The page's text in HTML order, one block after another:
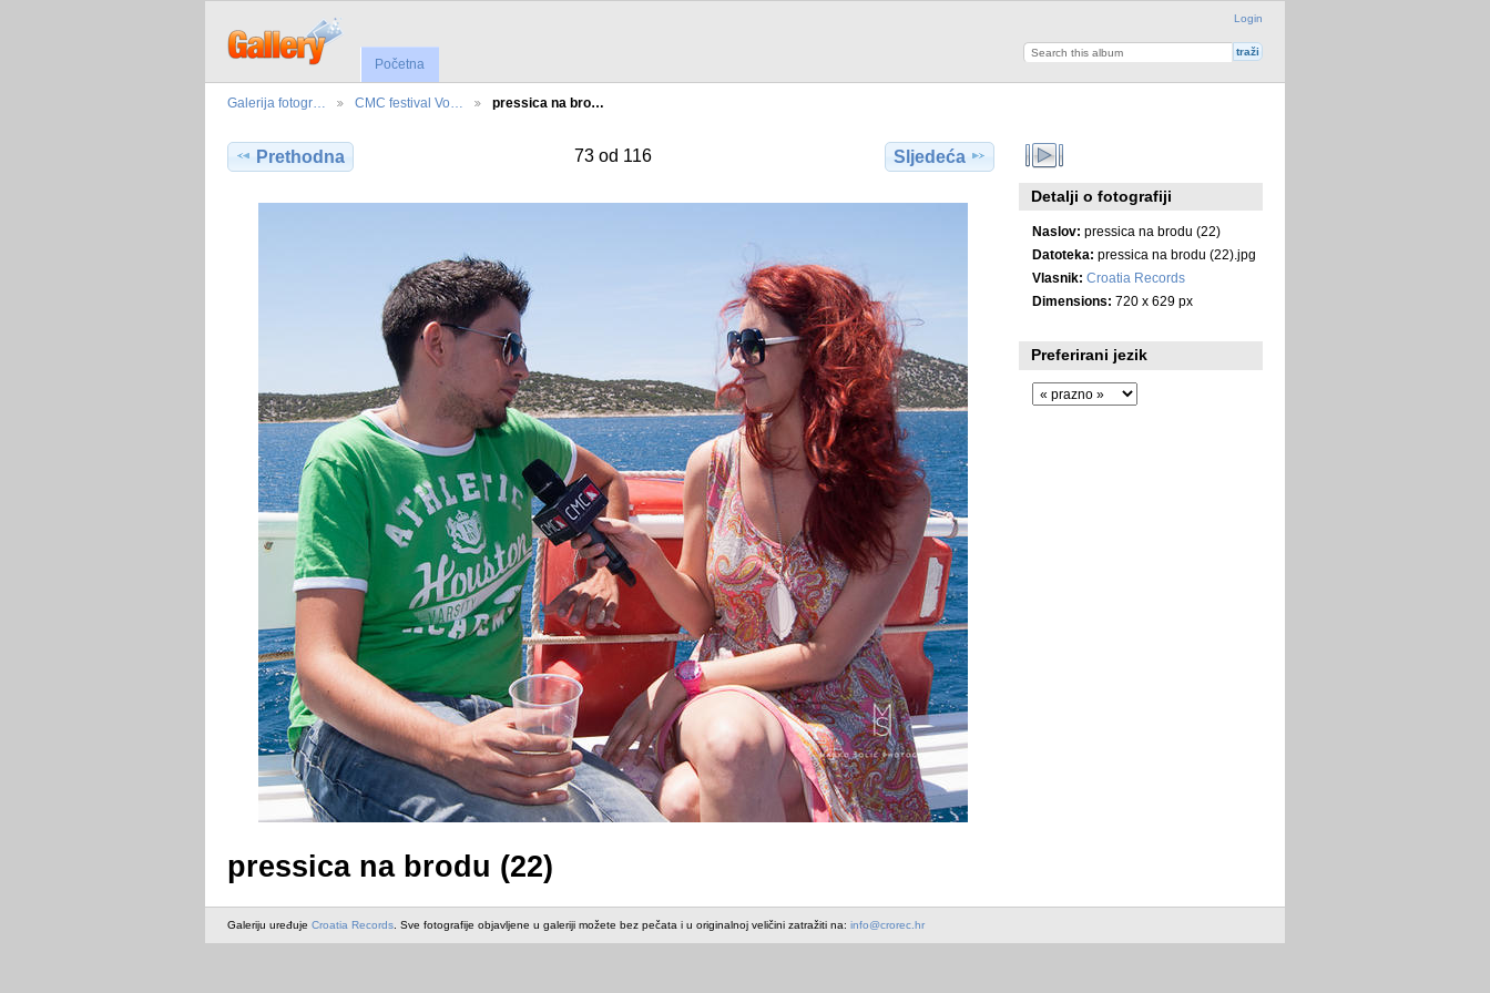
Login
Početna
Galerija fotogr… CMC festival Vo… pressica na bro…
Prethodna 73 od 116 Sljedeća
pressica na brodu (22)
Detalji o fotografiji
Naslov: pressica na brodu (22)
Datoteka: pressica na brodu (22).jpg
Vlasnik: Croatia Records
Dimensions: 720 x 629 px
Preferirani jezik
Galeriju uređuje Croatia Records . Sve fotografije objavljene u galeriji možete bez pečata i u originalnoj veličini zatražiti na: info@crorec.hr